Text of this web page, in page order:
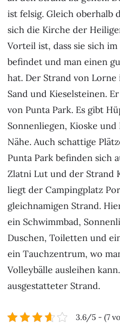
ist felsig. Gleich oberhalb
sich die Kirche der
Vorteil ist, dass sie sich
befindet und man einen
hat. Der Strand von
Sand und Kieselsteinen.
von Punta Park. Es gibt
Sonnenliegen, Kioske
Nähe. Auch schattige
Punta Park befinden sich
Zlatni Lut und der Strand
liegt der Campingplatz
gleichnamigen Strand.
ein Schwimmbad,
Duschen, Toiletten und
ein Tauchzentrum, wo
Volleybälle ausleihen
ausgestatteter Strand.
3.6/5 - (7